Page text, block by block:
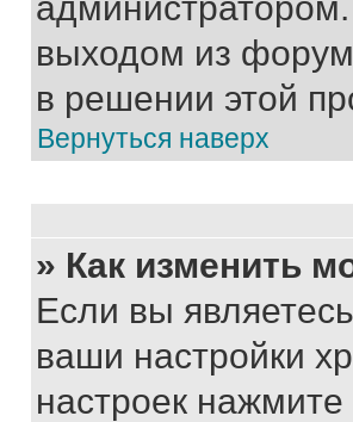
выходом из
в решении этой
Вернуться наверх
» Как изменить
Если вы
ваши настройки
настроек